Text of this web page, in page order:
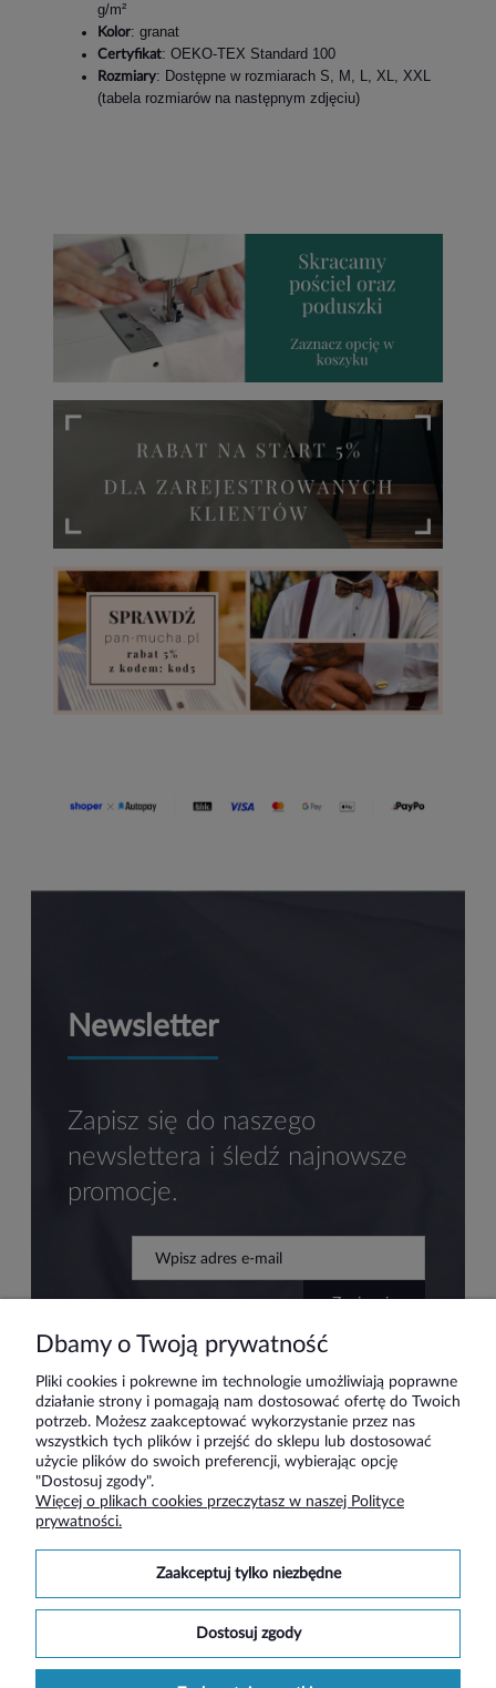
g/m²
Kolor: granat
Certyfikat: OEKO-TEX Standard 100
Rozmiary: Dostępne w rozmiarach S, M, L, XL, XXL
(tabela rozmiarów na następnym zdjęciu)
Newsletter
Zapisz się do naszego
newslettera i śledź najnowsze
promocje.
zapisz się
Pomoc
Moje konto
O nas
Dbamy o Twoją prywatność
Pliki cookies i pokrewne im technologie umożliwiają poprawne
działanie strony i pomagają nam dostosować ofertę do Twoich
potrzeb. Możesz zaakceptować wykorzystanie przez nas
wszystkich tych plików i przejść do sklepu lub dostosować
użycie plików do swoich preferencji, wybierając opcję
"Dostosuj zgody".
Więcej o plikach cookies przeczytasz w naszej Polityce
prywatności.
zaakceptuj tylko niezbędne
dostosuj zgody